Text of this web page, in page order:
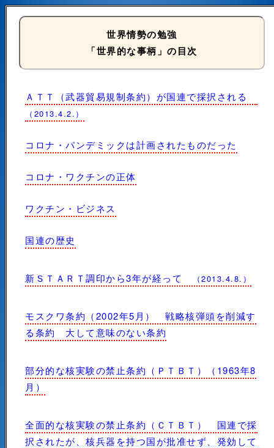
世界情勢の勉強
「世界的な事柄」の目次
ＡＴＴ（武器貿易規制条約）が国連で採択される
（2013.4.2.）
コロナ・パンデミックは計画されたものだった
コロナ・ワクチンの正体
ワクチン・ビジネス
国連の歴史
新ＳＴＡＲＴ調印から3年が経って （2013.4.8.）
モスクワ条約（2002年5月） 戦略核弾頭を削減す
る条約 大して意味のない条約
部分的な核実験の禁止条約（ＰＴＢＴ）（1963年8
月）
全面的な核実験の禁止条約（ＣＴＢＴ） 国連で採
択されたが、核兵器を持つ国が批准せず、発効して